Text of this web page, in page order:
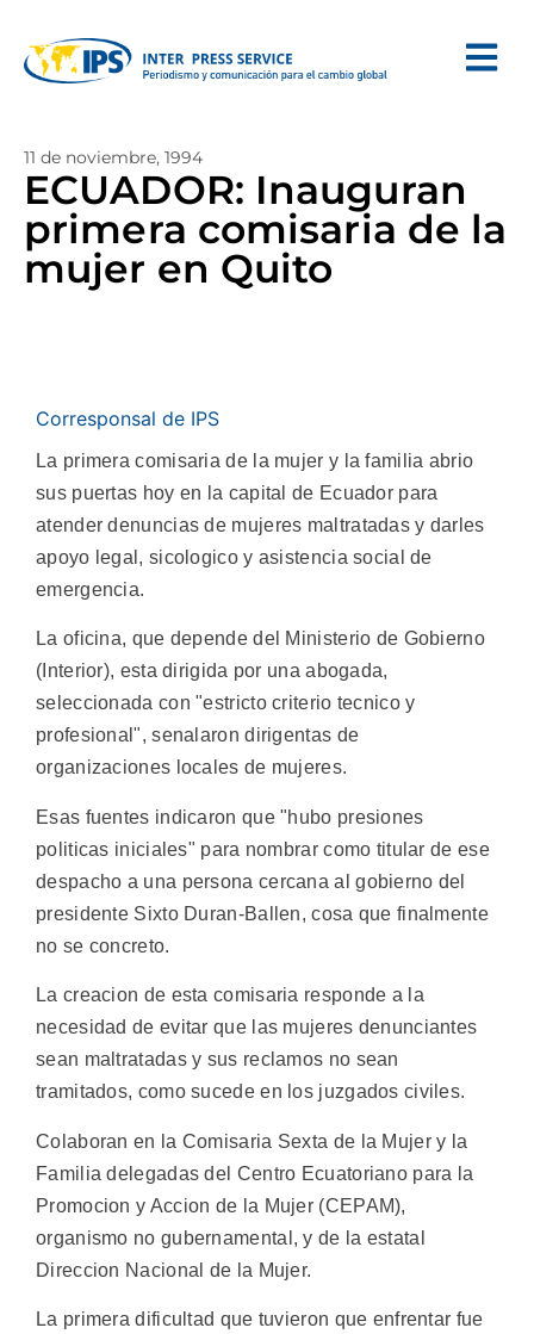
11 de noviembre, 1994
ECUADOR: Inauguran
primera comisaria de la
mujer en Quito
Corresponsal de IPS
La primera comisaria de la mujer y la familia abrio
sus puertas hoy en la capital de Ecuador para
atender denuncias de mujeres maltratadas y darles
apoyo legal, sicologico y asistencia social de
emergencia.
La oficina, que depende del Ministerio de Gobierno
(Interior), esta dirigida por una abogada,
seleccionada con "estricto criterio tecnico y
profesional", senalaron dirigentas de
organizaciones locales de mujeres.
Esas fuentes indicaron que "hubo presiones
politicas iniciales" para nombrar como titular de ese
despacho a una persona cercana al gobierno del
presidente Sixto Duran-Ballen, cosa que finalmente
no se concreto.
La creacion de esta comisaria responde a la
necesidad de evitar que las mujeres denunciantes
sean maltratadas y sus reclamos no sean
tramitados, como sucede en los juzgados civiles.
Colaboran en la Comisaria Sexta de la Mujer y la
Familia delegadas del Centro Ecuatoriano para la
Promocion y Accion de la Mujer (CEPAM),
organismo no gubernamental, y de la estatal
Direccion Nacional de la Mujer.
La primera dificultad que tuvieron que enfrentar fue